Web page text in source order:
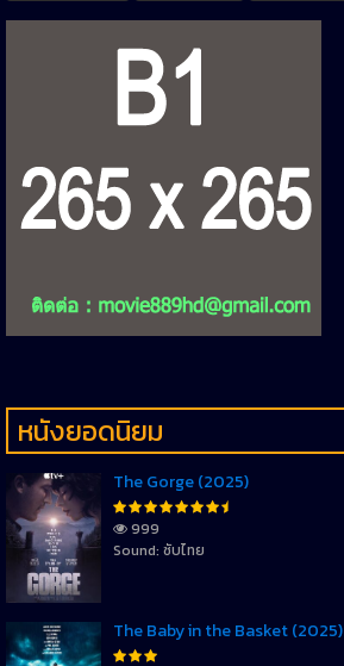
หนังยอดนิยม
The Gorge (2025)
999
Sound: ซับไทย
The Baby in the Basket (2025)